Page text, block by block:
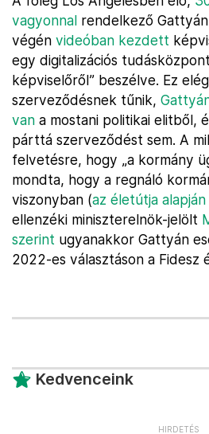
vagyonnal rendelkező
végén videóban kezdett
egy digitalizációs
képviselőről” beszélve. Ez
szerveződésnek tűnik,
van a mostani politikai elitből,
párttá szerveződést sem. A
felvetésre, hogy „a kormány
mondta, hogy a regnáló
viszonyban (az életútja
ellenzéki miniszterelnök-jelölt
szerint ugyanakkor Gattyán
2022-es választáson a Fidesz
Kedvenceink